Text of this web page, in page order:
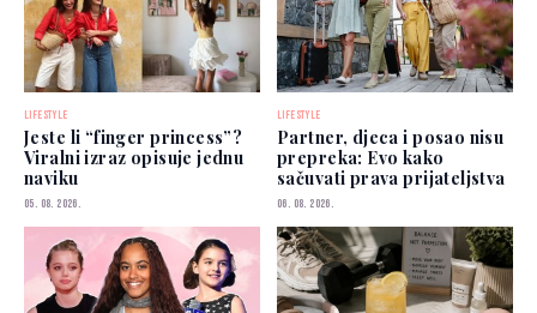
LIFESTYLE
Jeste li “finger princess”?
Viralni izraz opisuje jednu
naviku
05. 08. 2026.
LIFESTYLE
Partner, djeca i posao nisu
prepreka: Evo kako
sačuvati prava prijateljstva
06. 08. 2026.